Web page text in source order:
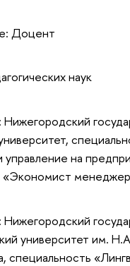
Доцент
наук
на
«Экономист
университет им.